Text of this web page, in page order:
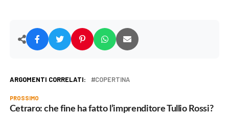
ARGOMENTI CORRELATI: COPERTINA
PROSSIMO
Cetraro: che fine ha fatto l’imprenditore Tullio Rossi?